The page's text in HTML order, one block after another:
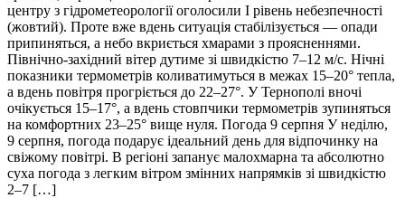
центру з гідрометеорології оголосили І рівень небезпечності
(жовтий). Проте вже вдень ситуація стабілізується — опади
припиняться, а небо вкриється хмарами з проясненнями.
Північно-західний вітер дутиме зі швидкістю 7–12 м/с. Нічні
показники термометрів коливатимуться в межах 15–20° тепла,
а вдень повітря прогріється до 22–27°. У Тернополі вночі
очікується 15–17°, а вдень стовпчики термометрів зупиняться
на комфортних 23–25° вище нуля. Погода 9 серпня У неділю,
9 серпня, погода подарує ідеальний день для відпочинку на
свіжому повітрі. В регіоні запанує малохмарна та абсолютно
суха погода з легким вітром змінних напрямків зі швидкістю
2–7 […]